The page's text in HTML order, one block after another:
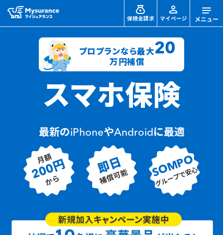
保険金請求 マイページ
プロプランなら最大20
万円補償
スマホ保険
最新のiPhoneやAndroidに最適
月額
200円
から
即日
補償可能 SOMPO
グループで安心